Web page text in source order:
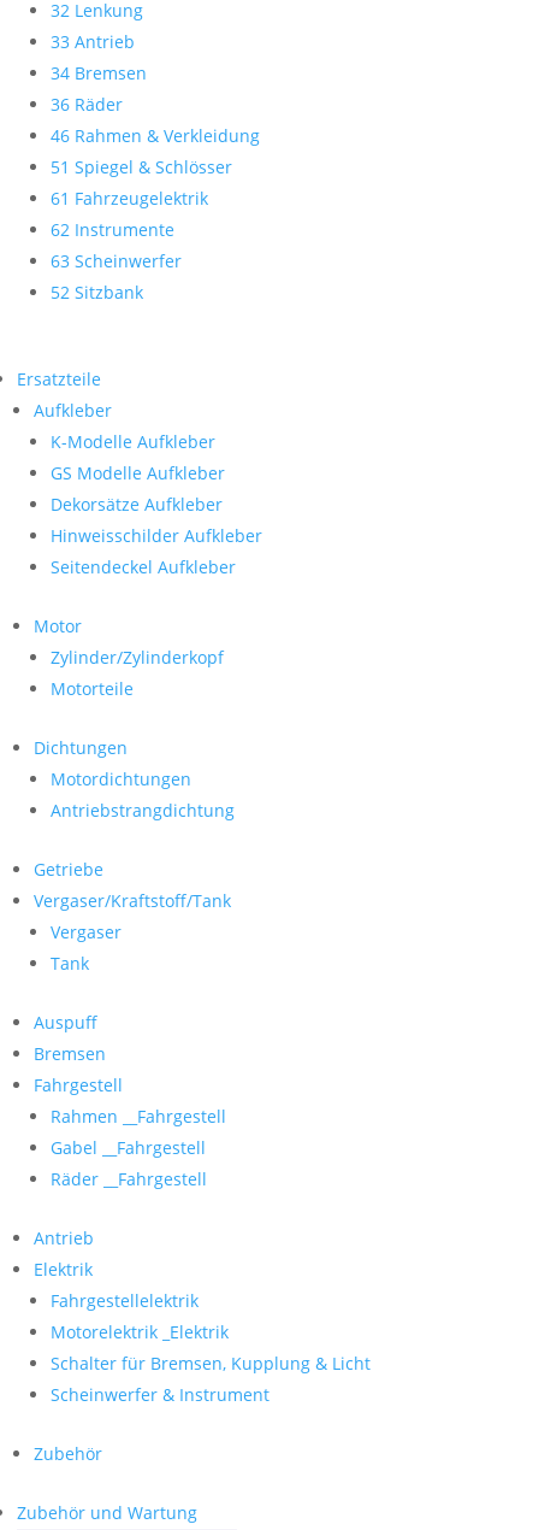
32 Lenkung
33 Antrieb
34 Bremsen
36 Räder
46 Rahmen & Verkleidung
51 Spiegel & Schlösser
61 Fahrzeugelektrik
62 Instrumente
63 Scheinwerfer
52 Sitzbank
Ersatzteile
Aufkleber
K-Modelle Aufkleber
GS Modelle Aufkleber
Dekorsätze Aufkleber
Hinweisschilder Aufkleber
Seitendeckel Aufkleber
Motor
Zylinder/Zylinderkopf
Motorteile
Dichtungen
Motordichtungen
Antriebstrangdichtung
Getriebe
Vergaser/Kraftstoff/Tank
Vergaser
Tank
Auspuff
Bremsen
Fahrgestell
Rahmen __Fahrgestell
Gabel __Fahrgestell
Räder __Fahrgestell
Antrieb
Elektrik
Fahrgestellelektrik
Motorelektrik _Elektrik
Schalter für Bremsen, Kupplung & Licht
Scheinwerfer & Instrument
Zubehör
Zubehör und Wartung